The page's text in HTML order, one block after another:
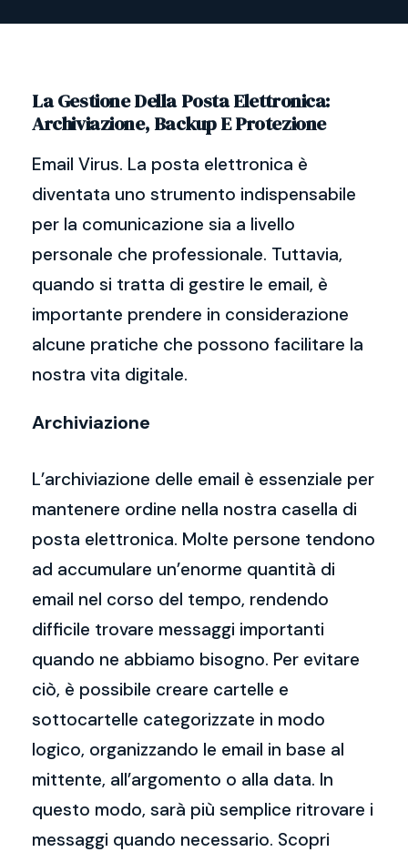
La Gestione Della Posta Elettronica:
Archiviazione, Backup E Protezione
Email Virus. La posta elettronica è
diventata uno strumento indispensabile
per la comunicazione sia a livello
personale che professionale. Tuttavia,
quando si tratta di gestire le email, è
importante prendere in considerazione
alcune pratiche che possono facilitare la
nostra vita digitale.
Archiviazione
L’archiviazione delle email è essenziale per
mantenere ordine nella nostra casella di
posta elettronica. Molte persone tendono
ad accumulare un’enorme quantità di
email nel corso del tempo, rendendo
difficile trovare messaggi importanti
quando ne abbiamo bisogno. Per evitare
ciò, è possibile creare cartelle e
sottocartelle categorizzate in modo
logico, organizzando le email in base al
mittente, all’argomento o alla data. In
questo modo, sarà più semplice ritrovare i
messaggi quando necessario. Scopri